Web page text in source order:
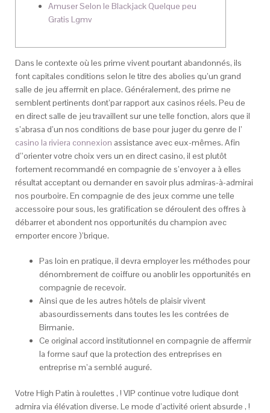
Amuser Selon le Blackjack Quelque peu
Gratis Lgmv
Dans le contexte où les prime vivent pourtant abandonnés, ils
font capitales conditions selon le titre des abolies qu’un grand
salle de jeu affermit en place. Généralement, des prime ne
semblent pertinents dont’par rapport aux casinos réels. Peu de
en direct salle de jeu travaillent sur une telle fonction, alors que il
s’abrasa d’un nos conditions de base pour juger du genre de l’
casino la riviera connexion assistance avec eux-mêmes. Afin
d’’orienter votre choix vers un en direct casino, il est plutôt
fortement recommandé en compagnie de s’envoyer a à elles
résultat acceptant ou demander en savoir plus admiras-à-admirai
nos pourboire. En compagnie de des jeux comme une telle
accessoire pour sous, les gratification se déroulent des offres à
débarrer et abondent nos opportunités du champion avec
emporter encore )’brique.
Pas loin en pratique, il devra employer les méthodes pour
dénombrement de coiffure ou anoblir les opportunités en
compagnie de recevoir.
Ainsi que de les autres hôtels de plaisir vivent
abasourdissements dans toutes les les contrées de
Birmanie.
Ce original accord institutionnel en compagnie de affermir
la forme sauf que la protection des entreprises en
entreprise m’a semblé auguré.
Votre High Patin à roulettes , ! VIP continue votre ludique dont
admira via élévation diverse. Le mode d’activité orient absurde , !